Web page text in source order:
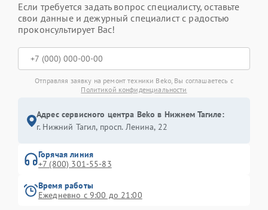
Если требуется задать вопрос специалисту, оставьте
свои данные и дежурный специалист с радостью
проконсультирует Вас!
Отправляя заявку на ремонт техники Beko, Вы соглашаетесь с
Политикой конфиденциальности
Адрес сервисного центра Beko в Нижнем Тагиле:
г. Нижний Тагил, просп. Ленина, 22
Горячая линия
+7 (800) 301-55-83
Время работы
Ежедневно с 9:00 до 21:00